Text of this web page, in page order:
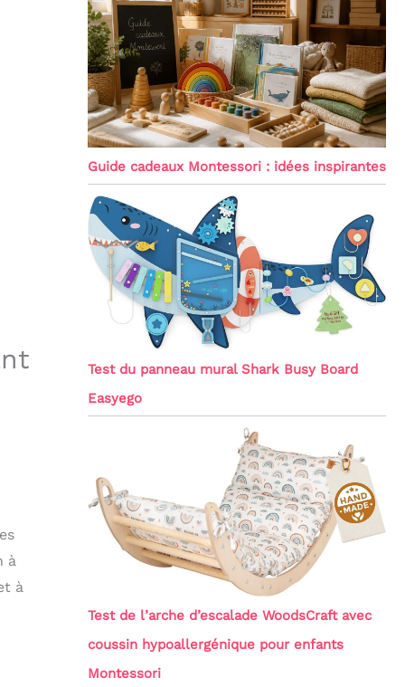
à
à
Guide cadeaux Montessori : idées inspirantes
Test du panneau mural Shark Busy Board
Easyego
Test de l’arche d’escalade WoodsCraft avec
coussin hypoallergénique pour enfants
Montessori